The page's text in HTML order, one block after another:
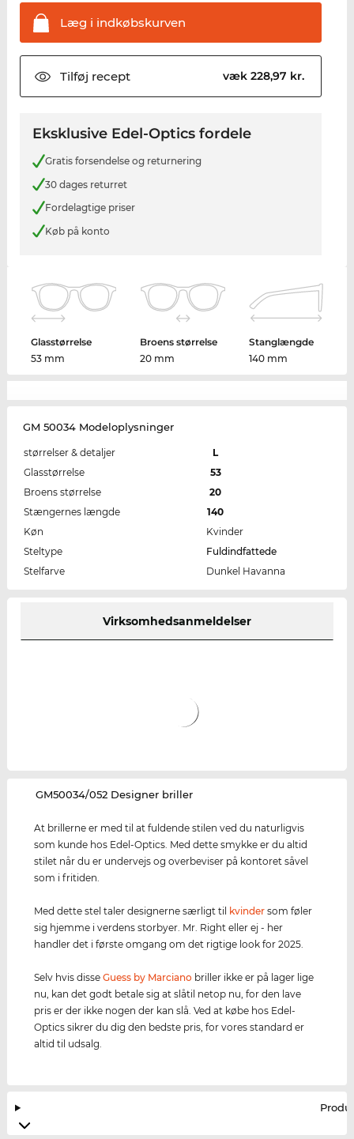
Læg i indkøbskurven
Tilføj recept væk 228,97 kr.
Eksklusive Edel-Optics fordele
Gratis forsendelse og returnering
30 dages returret
Fordelagtige priser
Køb på konto
Glasstørrelse
53 mm
Broens størrelse
20 mm
Stanglængde
140 mm
GM 50034 Modeloplysninger
størrelser & detaljer
L
Glasstørrelse
53
Broens størrelse
20
Stængernes længde
140
Køn
Kvinder
Steltype
Fuldindfattede
Stelfarve
Dunkel Havanna
Virksomhedsanmeldelser
‌GM50034/052 Designer briller
At brillerne er med til at fuldende stilen ved du naturligvis
som kunde hos Edel-Optics. Med dette smykke er du altid
stilet når du er undervejs og overbeviser på kontoret såvel
som i fritiden.
Med dette stel taler designerne særligt til kvinder som føler
sig hjemme i verdens storbyer. Mr. Right eller ej - her
handler det i første omgang om det rigtige look for 2025.
Selv hvis disseGuess by Marciano briller ikke er på lager lige
nu, kan det godt betale sig at slåtil netop nu, for den lave
pris er der ikke nogen der kan slå. Ved at købe hos Edel-
Optics sikrer du dig den bedste pris, for vores standard er
altid til udsalg.